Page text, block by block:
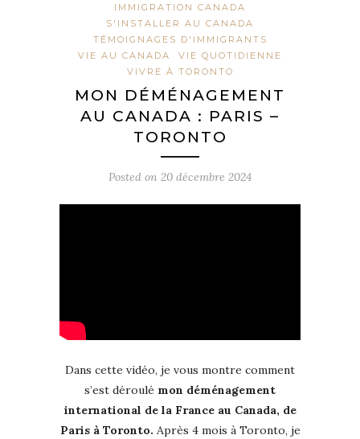
IMMIGRATION CANADA
S'INSTALLER AU CANADA
TÉMOIGNAGES D'IMMIGRANTS
VIE AU CANADA
VIE QUOTIDIENNE
VIVRE À TORONTO
MON DÉMÉNAGEMENT
AU CANADA : PARIS –
TORONTO
Posted on 20 décembre 2024
Dans cette vidéo, je vous montre comment
s’est déroulé mon déménagement
international de la France au Canada, de
Paris à Toronto. Après 4 mois à Toronto, je